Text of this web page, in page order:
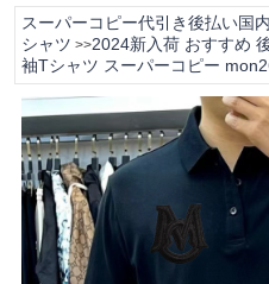
スーパーコピー代引き後払い国
シャツ >>2024新入荷 おすすめ
袖Tシャツ スーパーコピー